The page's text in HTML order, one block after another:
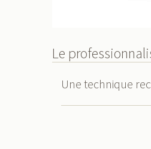
Le
Une technique